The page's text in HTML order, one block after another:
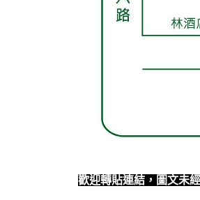
歡迎轉貼連結，圖文未